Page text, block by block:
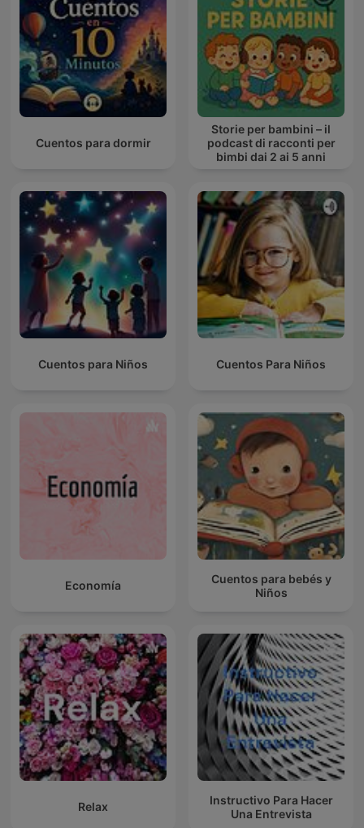
Cuentos para dormir
Storie per bambini – il
podcast di racconti per
bimbi dai 2 ai 5 anni
Cuentos para Niños Cuentos Para Niños
Economía
Cuentos para bebés y
Niños
Relax
Instructivo Para Hacer
Una Entrevista